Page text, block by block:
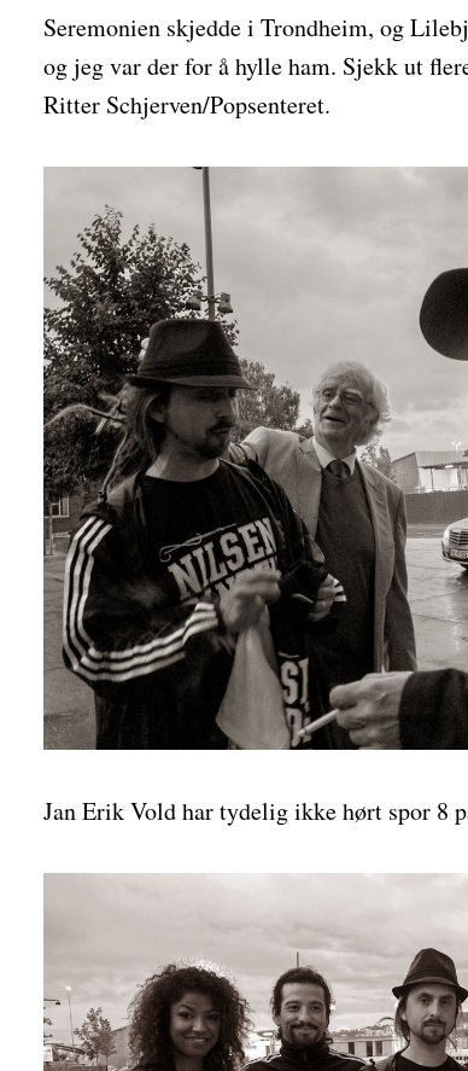
Seremonien skjedde i Trondheim, og
og jeg var der for å hylle ham. Sjekk ut
Ritter Schjerven/Popsenteret.
Jan Erik Vold har tydelig ikke hørt spor 8